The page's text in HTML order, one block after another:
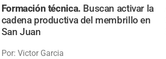
Formación técnica. Buscan activar la
cadena productiva del membrillo en
San Juan
Por: Victor Garcia